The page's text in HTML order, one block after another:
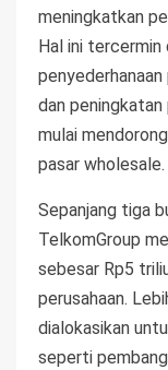
meningkatkan
Hal ini tercermin
dan
mulai
pasar wholesale.
Sepanjang tiga
TelkomGroup
sebesar Rp5
perusahaan.
dialokasikan
seperti